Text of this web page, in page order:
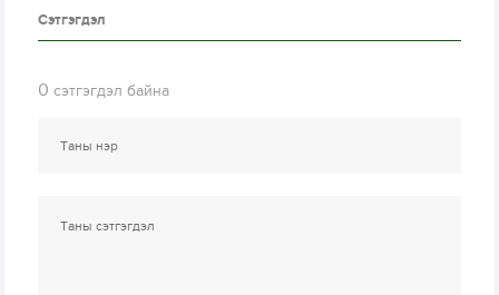
Сэтгэгдэл
0 сэтгэгдэл байна